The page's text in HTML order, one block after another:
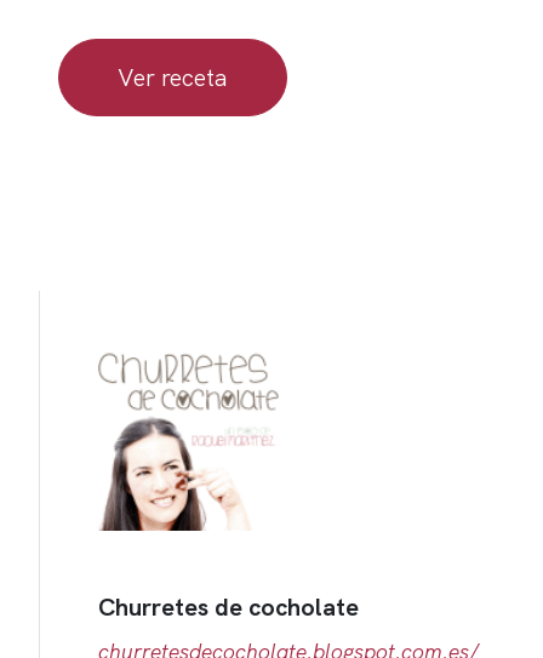
Ver receta
Churretes de cocholate
churretesdecocholate.blogspot.com.es/